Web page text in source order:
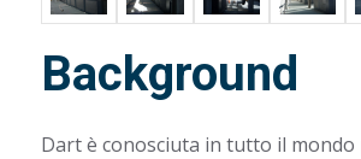
Background
Dart è conosciuta in tutto il mondo